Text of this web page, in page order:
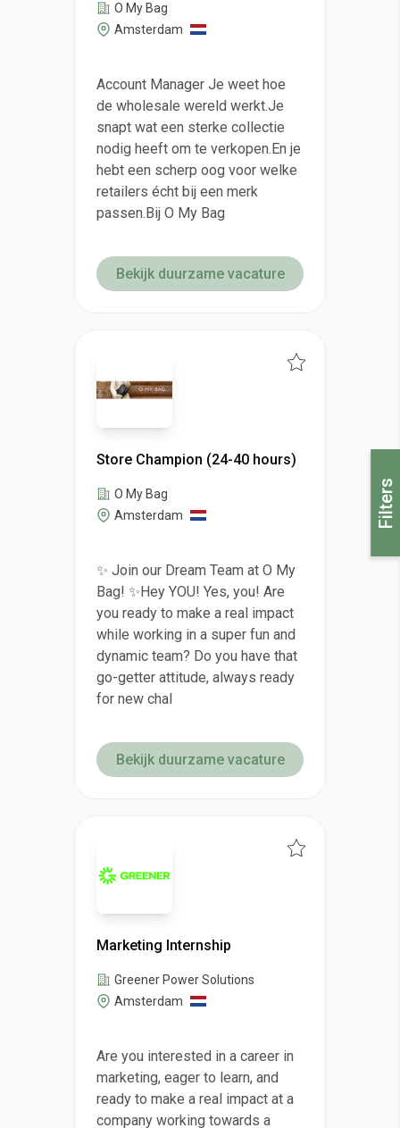
Filters
O My Bag
Amsterdam
Account Manager Je weet hoe
de wholesale wereld werkt.Je
snapt wat een sterke collectie
nodig heeft om te verkopen.En je
hebt een scherp oog voor welke
retailers écht bij een merk
passen.Bij O My Bag
Bekijk duurzame vacature
Store Champion (24-40 hours)
O My Bag
Amsterdam
✨ Join our Dream Team at O My
Bag! ✨Hey YOU! Yes, you! Are
you ready to make a real impact
while working in a super fun and
dynamic team? Do you have that
go-getter attitude, always ready
for new chal
Bekijk duurzame vacature
Marketing Internship
Greener Power Solutions
Amsterdam
Are you interested in a career in
marketing, eager to learn, and
ready to make a real impact at a
company working towards a